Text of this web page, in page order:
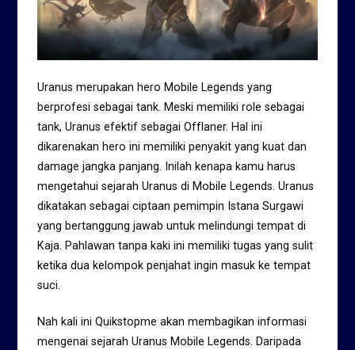
Uranus merupakan hero Mobile Legends yang
berprofesi sebagai tank. Meski memiliki role sebagai
tank, Uranus efektif sebagai Offlaner. Hal ini
dikarenakan hero ini memiliki penyakit yang kuat dan
damage jangka panjang. Inilah kenapa kamu harus
mengetahui sejarah Uranus di Mobile Legends. Uranus
dikatakan sebagai ciptaan pemimpin Istana Surgawi
yang bertanggung jawab untuk melindungi tempat di
Kaja. Pahlawan tanpa kaki ini memiliki tugas yang sulit
ketika dua kelompok penjahat ingin masuk ke tempat
suci.
Nah kali ini Quikstopme akan membagikan informasi
mengenai sejarah Uranus Mobile Legends. Daripada